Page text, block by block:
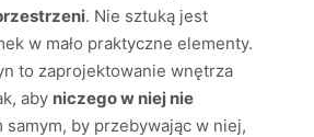
. Nie sztuką jest
w mało praktyczne elementy.
to zaprojektowanie wnętrza
aby niczego w niej nie
samym, by przebywając w niej,